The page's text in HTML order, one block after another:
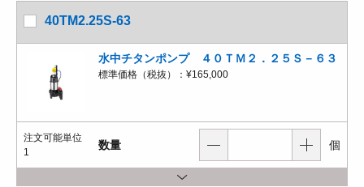
40TM2.25S-63
水中チタンポンプ ４０ＴＭ２．２５Ｓ－６３
標準価格（税抜）： ¥165,000
注文可能単位
1
数量 個